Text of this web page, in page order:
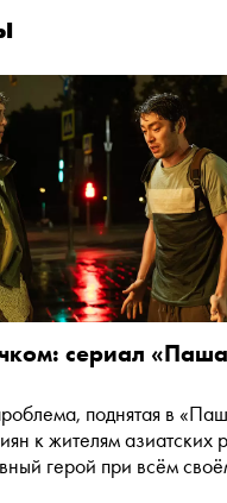
сериал
поднятая в
к жителям азиатских
герой при всём